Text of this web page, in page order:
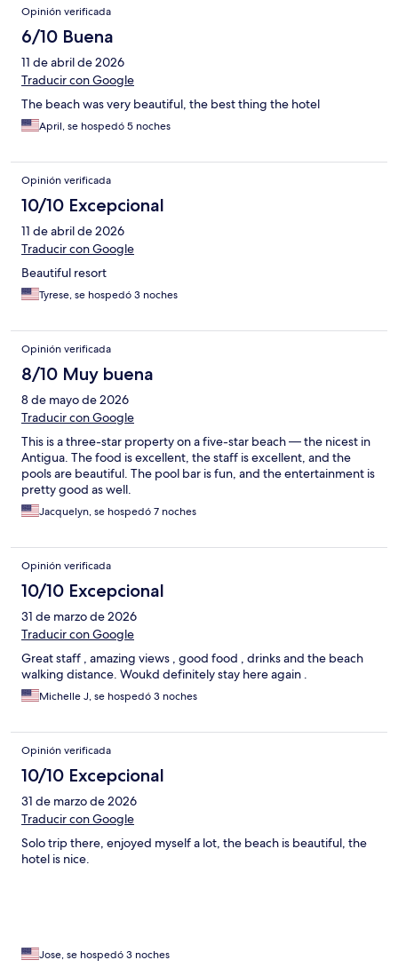
Opinión verificada
6/10 Buena
11 de abril de 2026
Traducir con Google
The beach was very beautiful, the best thing the hotel
April, se hospedó 5 noches
Opinión verificada
10/10 Excepcional
11 de abril de 2026
Traducir con Google
Beautiful resort
Tyrese, se hospedó 3 noches
Opinión verificada
8/10 Muy buena
8 de mayo de 2026
Traducir con Google
This is a three-star property on a five-star beach — the nicest in
Antigua. The food is excellent, the staff is excellent, and the
pools are beautiful. The pool bar is fun, and the entertainment is
pretty good as well.
Jacquelyn, se hospedó 7 noches
Opinión verificada
10/10 Excepcional
31 de marzo de 2026
Traducir con Google
Great staff , amazing views , good food , drinks and the beach
walking distance. Woukd definitely stay here again .
Michelle J, se hospedó 3 noches
Opinión verificada
10/10 Excepcional
31 de marzo de 2026
Traducir con Google
Solo trip there, enjoyed myself a lot, the beach is beautiful, the
hotel is nice.
Jose, se hospedó 3 noches